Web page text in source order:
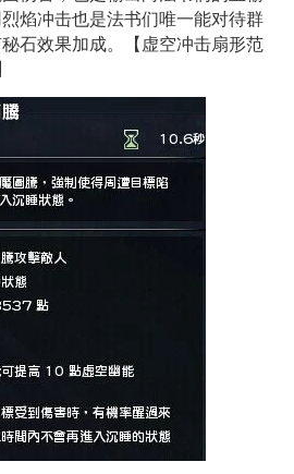
焰冲击也是法书们唯一能对待群
石效果加成。【虚空冲击扇形范